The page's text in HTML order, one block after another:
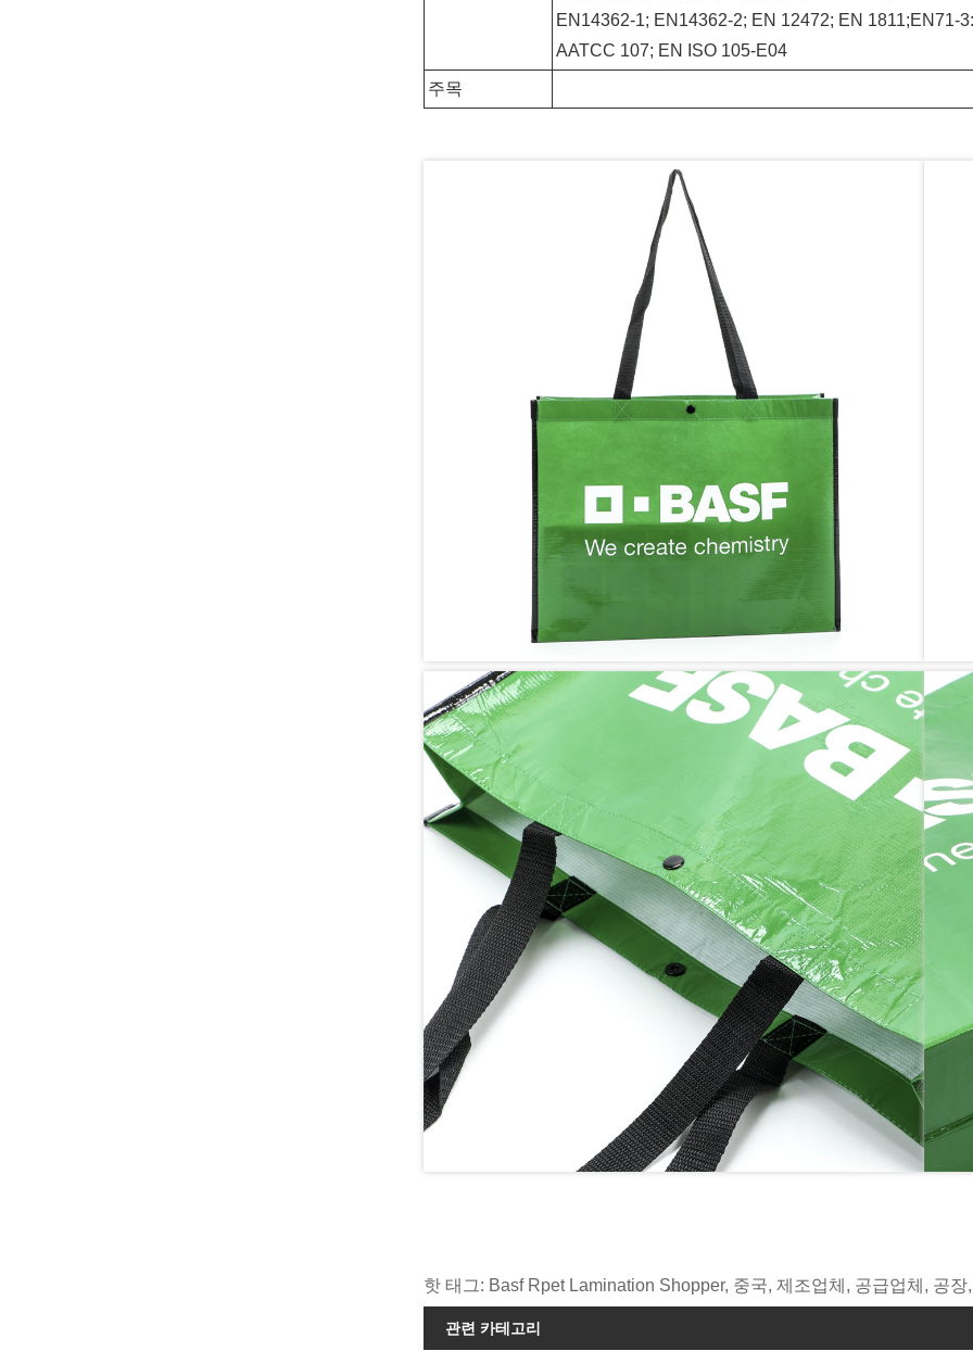
EN14362-1; EN14362-2; EN 12472; EN 1811;EN71-
AATCC 107; EN ISO 105-E04
주목
핫 태그: Basf Rpet Lamination Shopper, 중국, 제조업체, 공급업체, 공장
관련 카테고리